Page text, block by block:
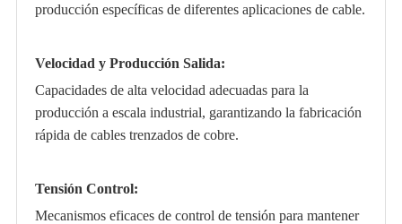
producción específicas de diferentes aplicaciones de cable.
Velocidad y Producción Salida:
Capacidades de alta velocidad adecuadas para la
producción a escala industrial, garantizando la fabricación
rápida de cables trenzados de cobre.
Tensión Control:
Mecanismos eficaces de control de tensión para mantener